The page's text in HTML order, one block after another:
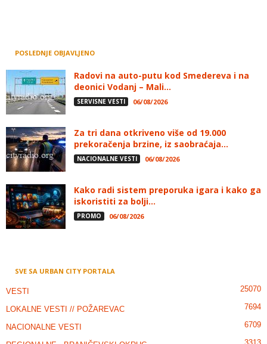
POSLEDNJE OBJAVLJENO
Radovi na auto-putu kod Smedereva i na
deonici Vodanj – Mali...
SERVISNE VESTI 06/08/2026
Za tri dana otkriveno više od 19.000
prekoračenja brzine, iz saobraćaja...
NACIONALNE VESTI 06/08/2026
Kako radi sistem preporuka igara i kako ga
iskoristiti za bolji...
PROMO 06/08/2026
SVE SA URBAN CITY PORTALA
VESTI 25070
LOKALNE VESTI // POŽAREVAC 7694
NACIONALNE VESTI 6709